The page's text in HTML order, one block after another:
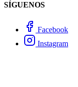
SÍGUENOS
Facebook
Instagram